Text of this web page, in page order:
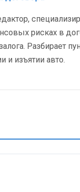
рисках в
Разбирает
и изъятии авто.